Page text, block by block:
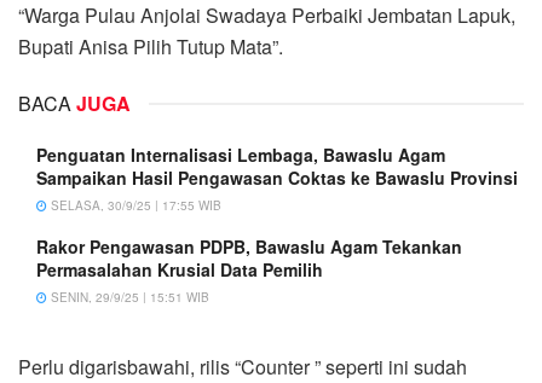
“Warga Pulau Anjolai Swadaya Perbaiki Jembatan Lapuk,
Bupati Anisa Pilih Tutup Mata”.
BACAJUGA
Penguatan Internalisasi Lembaga, Bawaslu Agam
Sampaikan Hasil Pengawasan Coktas ke Bawaslu Provinsi
SELASA, 30/9/25 | 17:55 WIB
Rakor Pengawasan PDPB, Bawaslu Agam Tekankan
Permasalahan Krusial Data Pemilih
SENIN, 29/9/25 | 15:51 WIB
Perlu digarisbawahi, rilis “Counter ” seperti ini sudah